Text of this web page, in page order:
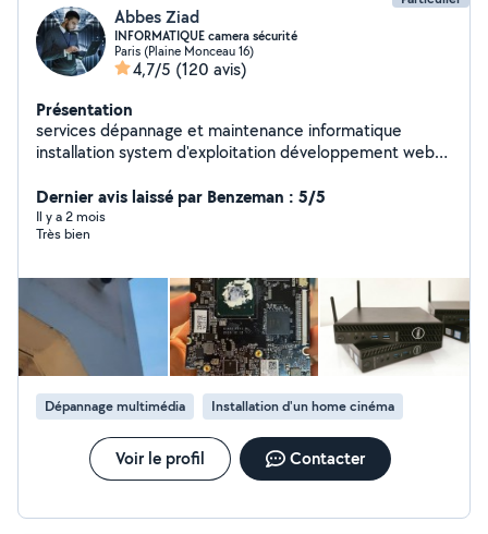
Abbes Ziad
INFORMATIQUE camera sécurité
Paris (Plaine Monceau 16)
4,7/5 (120 avis)
Présentation
services dépannage et maintenance informatique
installation system d'exploitation développement web
anti intrusion installation réseau informatique et
système anti incendie
Dernier avis laissé par Benzeman : 5/5
Il y a 2 mois
Très bien
Dépannage multimédia Installation d'un home cinéma
Voir le profil Contacter